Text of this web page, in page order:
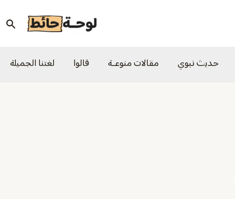
حديث نبوي مقالات منوعــة قالوا لغتنا الجميلة